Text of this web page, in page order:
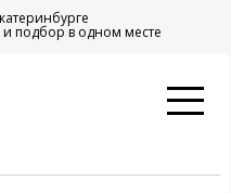
подбор в одном месте